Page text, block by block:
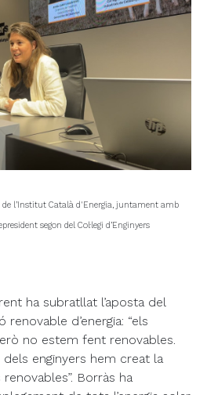
de l’Institut Català d'Energia, juntament amb
segon del Col·legi d’Enginyers
ha subratllat l’aposta del
renovable d’energia: “els
no estem fent renovables.
enginyers hem creat la
Borràs ha